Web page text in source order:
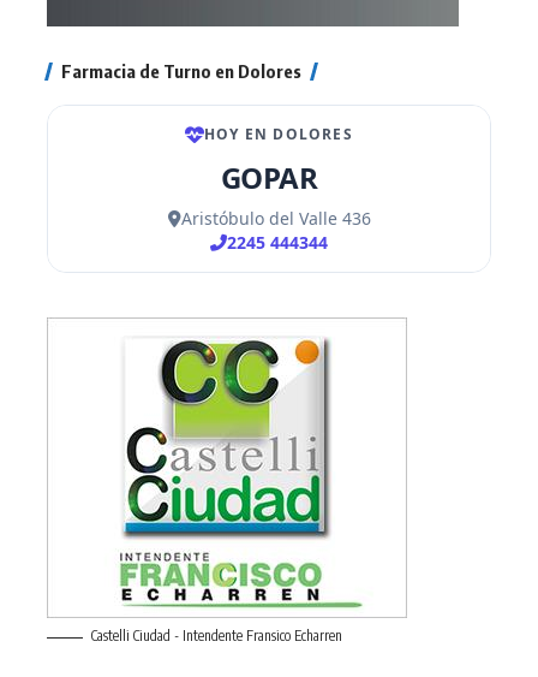
Farmacia de Turno en Dolores
Castelli Ciudad - Intendente Fransico Echarren